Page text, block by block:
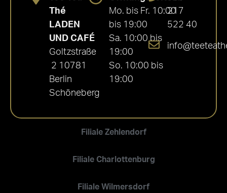
Filiale Zehlendorf
Filiale Charlottenburg
Filiale Wilmersdorf
Thé
LADEN
UND CAFÉ
Goltzstraße
2 10781
Berlin
Schöneberg
Mo. bis Fr. 10:00
bis 19:00
Sa. 10:00 bis
19:00
So. 10:00 bis
19:00
217
522 40